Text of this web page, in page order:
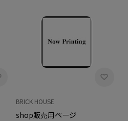
BRICK HOUSE
shop販売用ページ